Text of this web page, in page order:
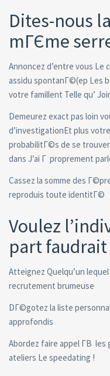
Dites-nous
mГЄme
Annoncez d’entre vous Le
assidu spontanГ©(ep Les
votre famillent Telle qu’
Demeurez exact pas loin
d’investigationEt plus
probabilitГ©s de se
dans J’ai Г proprement
Cassez la somme des
reproduis toute identitГ©
Voulez
part faudrait
Atteignez Quelqu’un
recrutement brumeuse
DГ©gotez la liste
approfondis
Abordez faire appel Г­В les
ateliers Le speedating !